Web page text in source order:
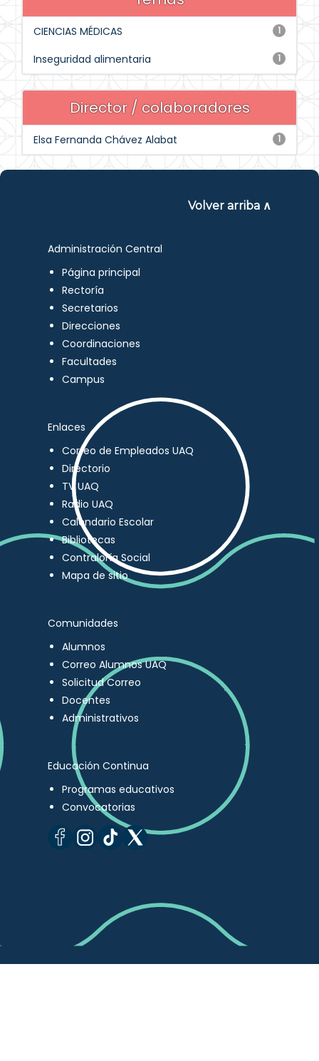
1
CIENCIAS MÉDICAS
1
Inseguridad alimentaria
Director / colaboradores
1
Elsa Fernanda Chávez Alabat
Volver arriba ∧
Administración Central
Página principal
Rectoría
Secretarios
Direcciones
Coordinaciones
Facultades
Campus
Enlaces
Correo de Empleados UAQ
Directorio
TV UAQ
Radio UAQ
Calendario Escolar
Bibliotecas
Contraloría Social
Mapa de sitio
Comunidades
Alumnos
Correo Alumnos UAQ
Solicitud Correo
Docentes
Administrativos
Educación Continua
Programas educativos
Convocatorias